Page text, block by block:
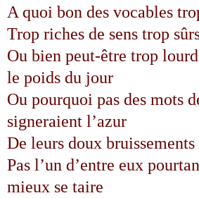
A quoi bon des vocables
Trop riches de sens trop
Ou bien peut-être trop
le poids du jour
Ou pourquoi pas des mots
signeraient l’azur
De leurs doux bruissements
Pas l’un d’entre eux
mieux se taire